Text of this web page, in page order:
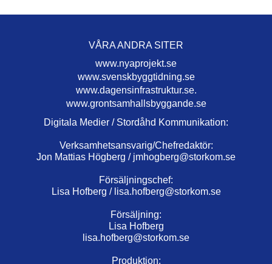
VÅRA ANDRA SITER
www.nyaprojekt.se
www.svenskbyggtidning.se
www.dagensinfrastruktur.se.
www.grontsamhallsbyggande.se
Digitala Medier / Stordåhd Kommunikation:
Verksamhetsansvarig/Chefredaktör:
Jon Mattias Högberg / jmhogberg@storkom.se
Försäljningschef:
Lisa Hofberg / lisa.hofberg@storkom.se
Försäljning:
Lisa Hofberg
lisa.hofberg@storkom.se
Produktion: